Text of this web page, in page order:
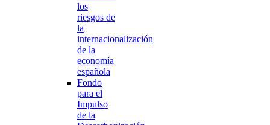
los
riesgos de
la
internacionalización
de la
economía
española
Fondo
para el
Impulso
de la